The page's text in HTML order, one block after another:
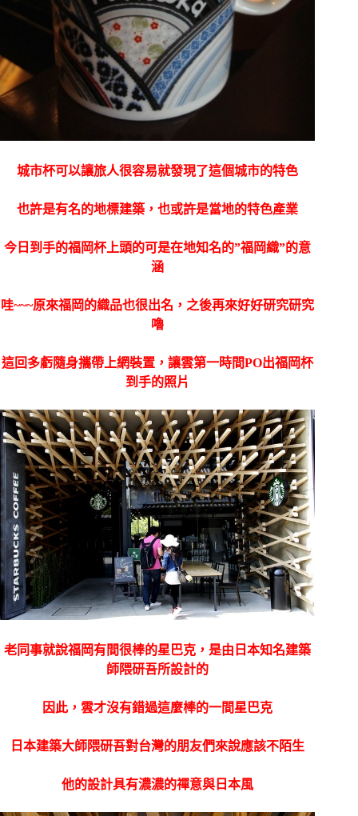
城市杯可以讓旅人很容易就發現了這個城市的特色
也許是有名的地標建築，也或許是當地的特色產業
今日到手的福岡杯上頭的可是在地知名的”福岡織”的意
涵
哇~~~原來福岡的織品也很出名，之後再來好好研究研究
嚕
這回多虧隨身攜帶上網裝置，讓雲第一時間PO出福岡杯
到手的照片
老同事就說福岡有間很棒的星巴克，是由日本知名建築
師隈研吾所設計的
因此，雲才沒有錯過這麼棒的一間星巴克
日本建築大師隈研吾對台灣的朋友們來說應該不陌生
他的設計具有濃濃的禪意與日本風